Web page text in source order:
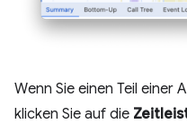
Wenn Sie einen Teil einer
klicken Sie auf die